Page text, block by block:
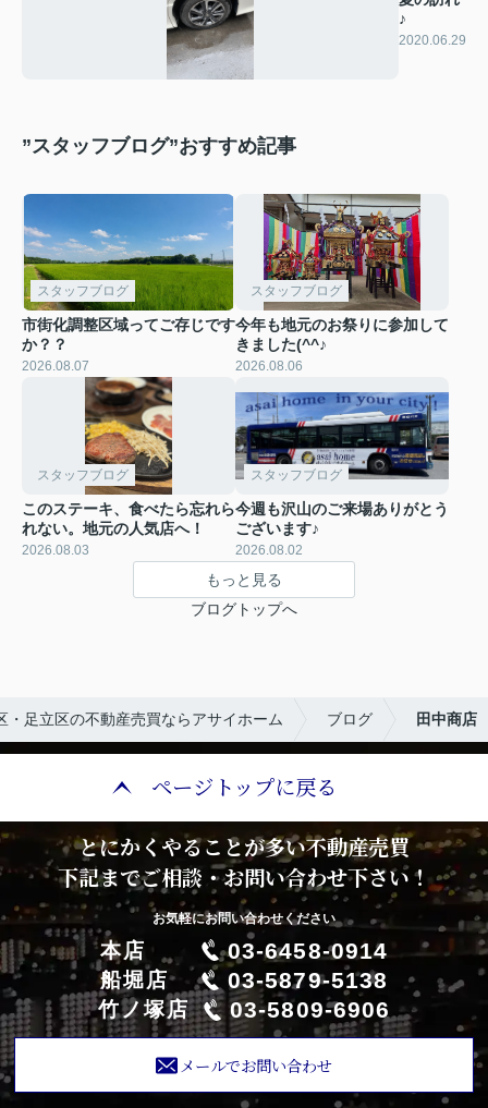
♪
2020.06.29
”スタッフブログ”おすすめ記事
スタッフブログ
市街化調整区域ってご存じです
か？？
2026.08.07
スタッフブログ
今年も地元のお祭りに参加して
きました(^^♪
2026.08.06
スタッフブログ
このステーキ、食べたら忘れら
れない。地元の人気店へ！
2026.08.03
スタッフブログ
今週も沢山のご来場ありがとう
ございます♪
2026.08.02
もっと見る
ブログトップへ
・足立区の不動産売買ならアサイホーム ブログ 田中商店
ページトップに戻る
とにかくやることが多い不動産売買
下記までご相談・お問い合わせ下さい！
お気軽にお問い合わせください
本店 03-6458-0914
船堀店 03-5879-5138
竹ノ塚店 03-5809-6906
メールでお問い合わせ